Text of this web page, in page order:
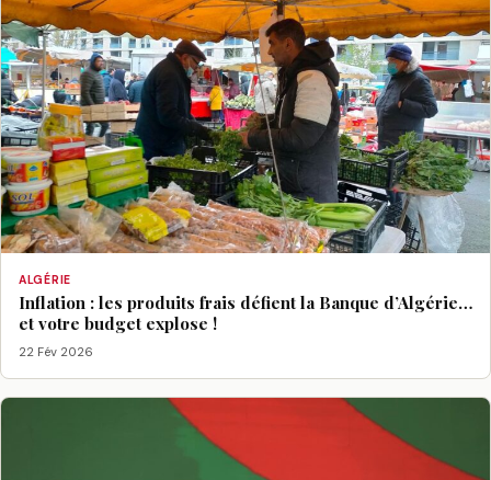
ALGÉRIE
Inflation : les produits frais défient la Banque d’Algérie…
et votre budget explose !
22 Fév 2026